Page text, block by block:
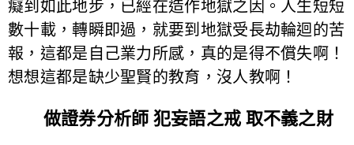
癡到如此地步，已經在造作地獄之因。人生短短
數十載，轉瞬即過，就要到地獄受長劫輪迴的苦
報，這都是自己業力所感，真的是得不償失啊！
想想這都是缺少聖賢的教育，沒人教啊！
做證券分析師 犯妄語之戒 取不義之財